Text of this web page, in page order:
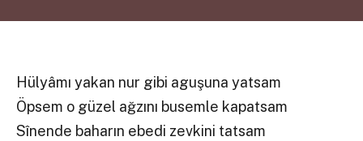
Hülyâmı yakan nur gibi aguşuna yatsam
Öpsem o güzel ağzını busemle kapatsam
Sînende baharın ebedi zevkini tatsam